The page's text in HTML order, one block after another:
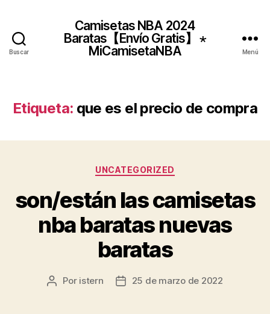
Buscar
Camisetas NBA 2024
Baratas【Envío Gratis】 ⋆
MiCamisetaNBA
Menú
Etiqueta: que es el precio de compra
Categorías
UNCATEGORIZED
son/están las camisetas
nba baratas nuevas
baratas
Autor
Por istern
Fecha25 de marzo de 2022